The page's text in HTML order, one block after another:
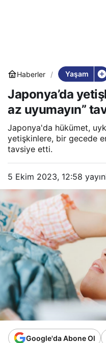
Haberler Yaşam
Japonya’da
az uyumayın”
Japonya'da hükümet,
yetişkinlere, bir gecede
tavsiye etti.
5 Ekim 2023, 12:58
Google'da Abone Ol